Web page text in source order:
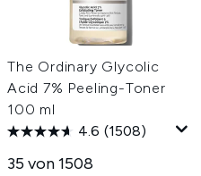
The Ordinary Glycolic
Acid 7% Peeling-Toner
100 ml
4.6 (1508)
35 von 1508